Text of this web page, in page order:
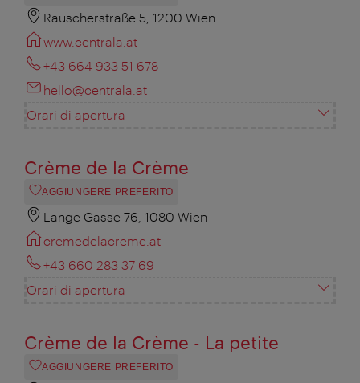
Rauscherstraße 5, 1200 Wien
www.centrala.at
+43 664 933 51 678
hello@centrala.at
Orari di apertura
Crème de la Crème
AGGIUNGERE PREFERITO
Lange Gasse 76, 1080 Wien
cremedelacreme.at
+43 660 283 37 69
Orari di apertura
Crème de la Crème - La petite
AGGIUNGERE PREFERITO